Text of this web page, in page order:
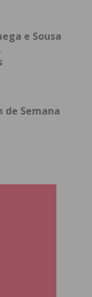
e Sousa
de Semana